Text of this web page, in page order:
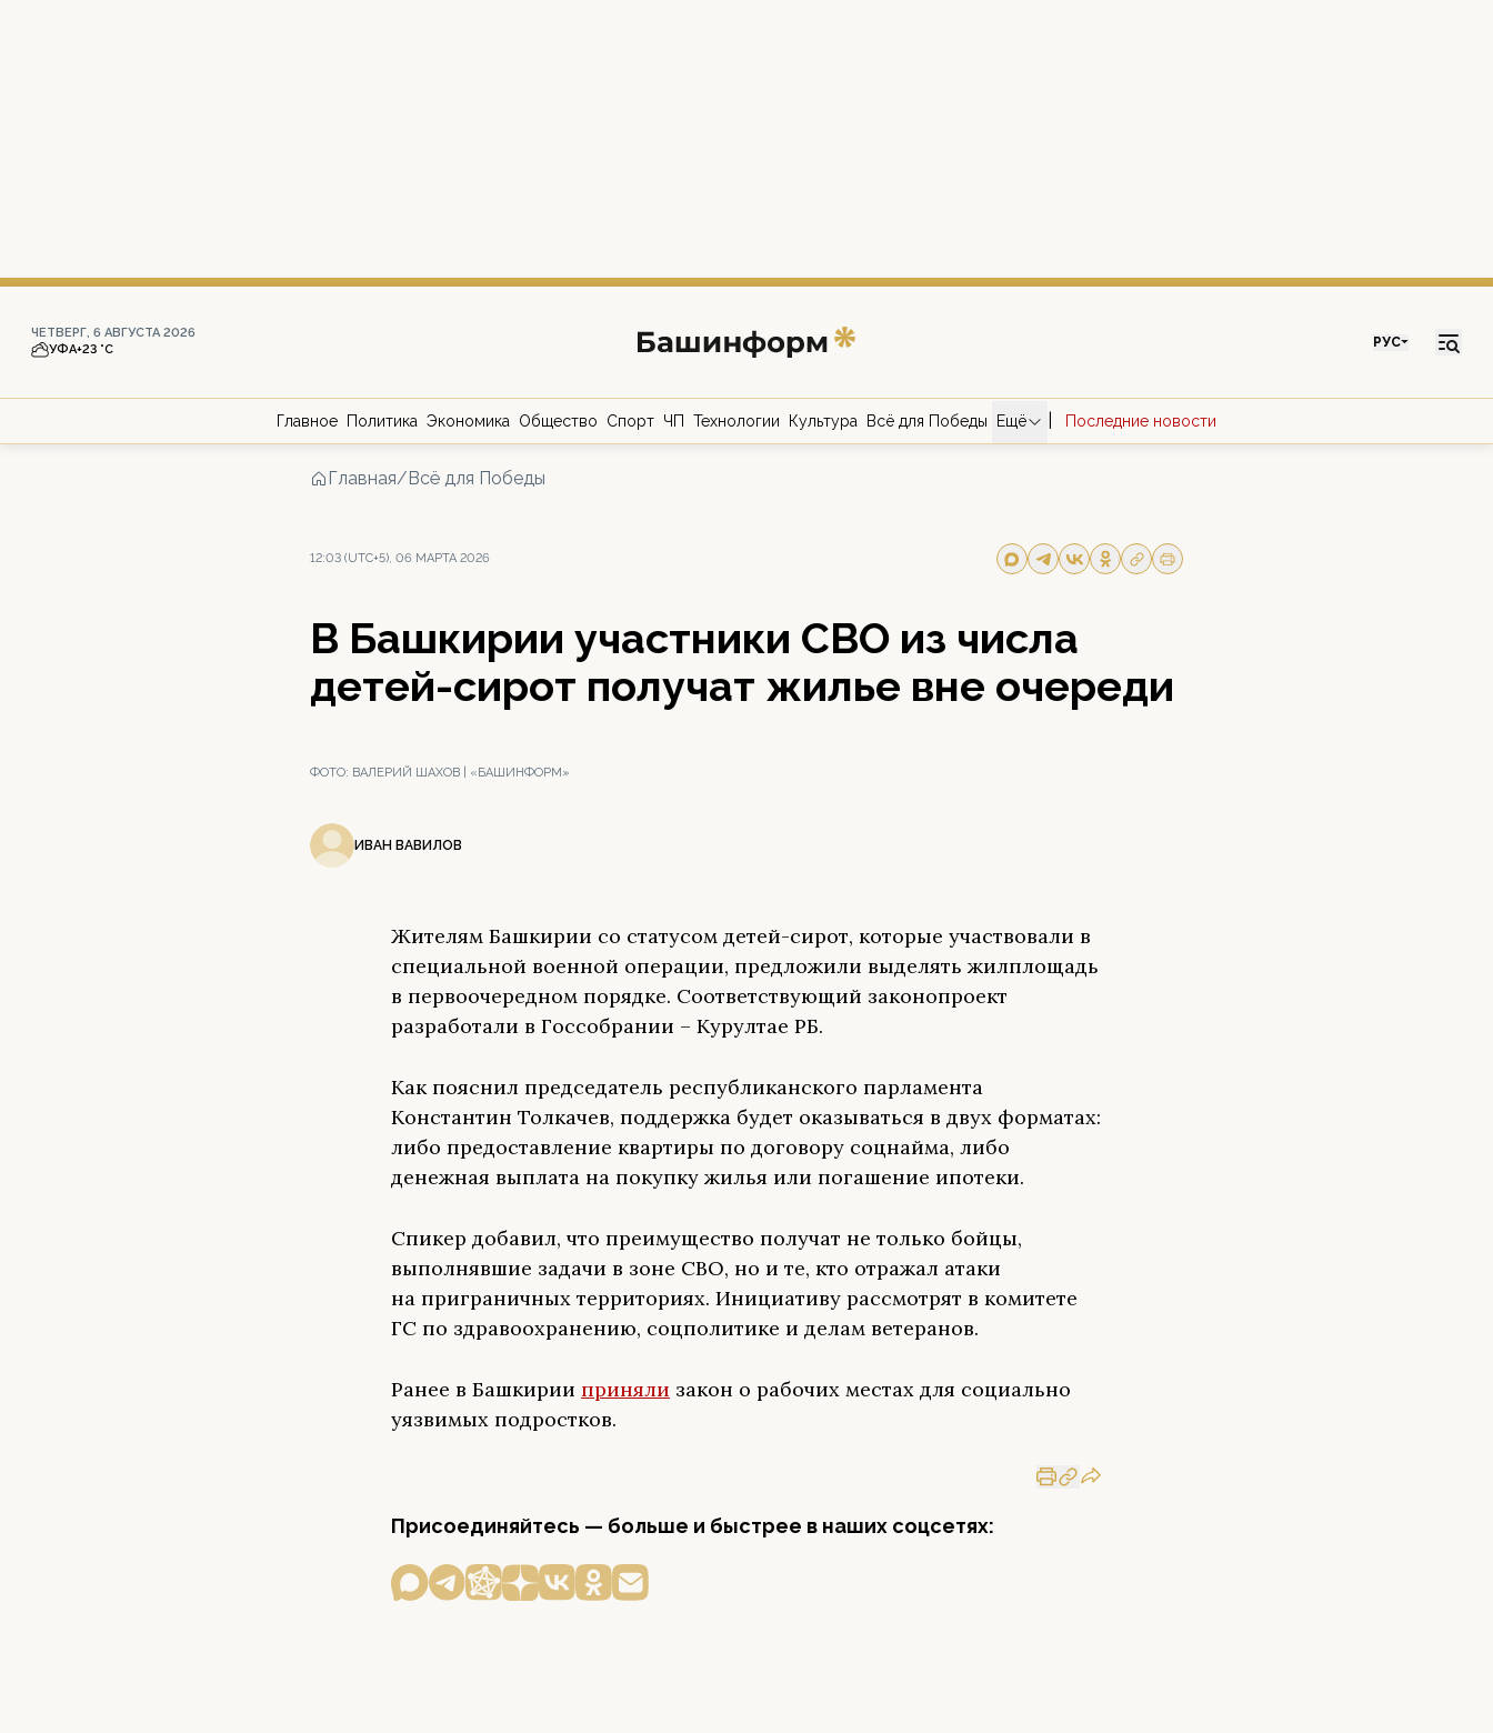
ЧЕТВЕРГ, 6 АВГУСТА 2026
УФА+23 °С РУС
Главное Политика Экономика Общество Спорт ЧП Технологии Культура Всё для Победы Ещё Последние новости
Главная/Всё для Победы
12:03 (UTC+5), 06 МАРТА 2026
В Башкирии участники СВО из числа
детей-сирот получат жилье вне очереди
ФОТО: ВАЛЕРИЙ ШАХОВ | «БАШИНФОРМ»
ИВАН ВАВИЛОВ
Жителям Башкирии со статусом детей-сирот, которые участвовали в
специальной военной операции, предложили выделять жилплощадь
в первоочередном порядке. Соответствующий законопроект
разработали в Госсобрании – Курултае РБ.
Как пояснил председатель республиканского парламента
Константин Толкачев, поддержка будет оказываться в двух форматах:
либо предоставление квартиры по договору соцнайма, либо
денежная выплата на покупку жилья или погашение ипотеки.
Спикер добавил, что преимущество получат не только бойцы,
выполнявшие задачи в зоне СВО, но и те, кто отражал атаки
на приграничных территориях. Инициативу рассмотрят в комитете
ГС по здравоохранению, соцполитике и делам ветеранов.
Ранее в Башкирии приняли закон о рабочих местах для социально
уязвимых подростков.
Присоединяйтесь — больше и быстрее в наших соцсетях: